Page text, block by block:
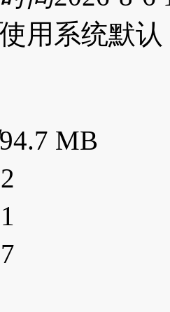
使用系统默认
94.7 MB